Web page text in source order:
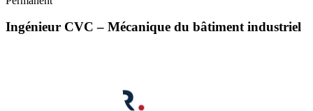
Ingénieur CVC – Mécanique du bâtiment industriel